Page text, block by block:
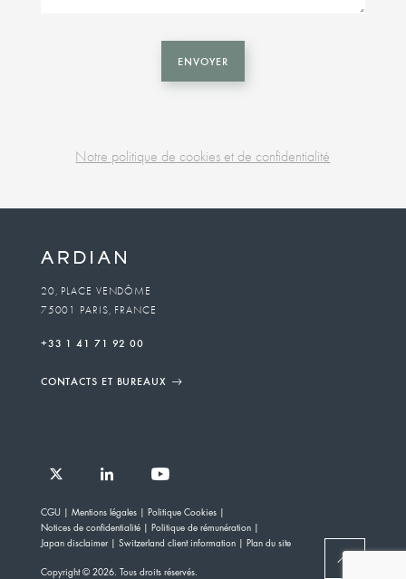
ENVOYER
Notre politique de cookies et de confidentialité
unit
To
email
20, PLACE VENDÔME
75001 PARIS, FRANCE
+33 1 41 71 92 00
Ardian
on
Ardian
on
Ardian
on
on
Jobs
CONTACTS ET BUREAUX
Copyright © 2026. Tous droits réservés.
CGU Mentions légales
Politique Cookies
Notices de confidentialité
Politique de rémunération
Japan disclaimer
Switzerland client information Plan du site